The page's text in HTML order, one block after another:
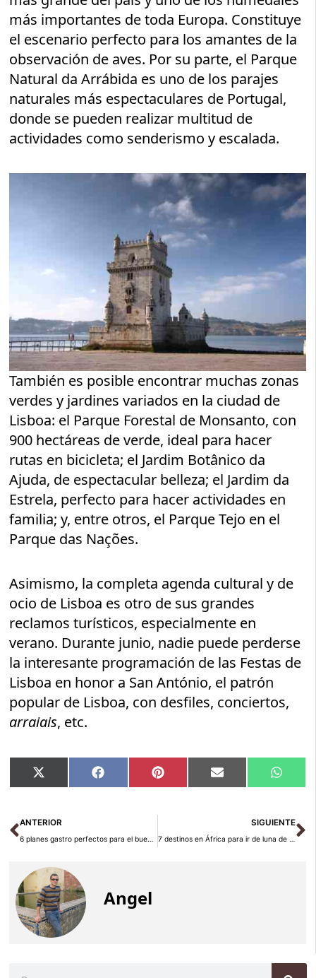
más importantes de toda Europa. Constituye
el escenario perfecto para los amantes de la
observación de aves. Por su parte, el Parque
Natural da Arrábida es uno de los parajes
naturales más espectaculares de Portugal,
donde se pueden realizar multitud de
actividades como senderismo y escalada.
También es posible encontrar muchas zonas
verdes y jardines variados en la ciudad de
Lisboa: el Parque Forestal de Monsanto, con
900 hectáreas de verde, ideal para hacer
rutas en bicicleta; el Jardim Botânico da
Ajuda, de espectacular belleza; el Jardim da
Estrela, perfecto para hacer actividades en
familia; y, entre otros, el Parque Tejo en el
Parque das Nações.
Asimismo, la completa agenda cultural y de
ocio de Lisboa es otro de sus grandes
reclamos turísticos, especialmente en
verano. Durante junio, nadie puede perderse
la interesante programación de las Festas de
Lisboa en honor a San António, el patrón
popular de Lisboa, con desfiles, conciertos,
arraiais, etc.
Compartir
en
X
(Twitter)
Compartir
en
Facebook Compartir
en
Pinterest Compartir
en
Email
en
Ant
ANTERIOR
6 planes gastro perfectos para el buen tiempo
SIGUIENTE
7 destinos en África para ir de luna de miel
Angel